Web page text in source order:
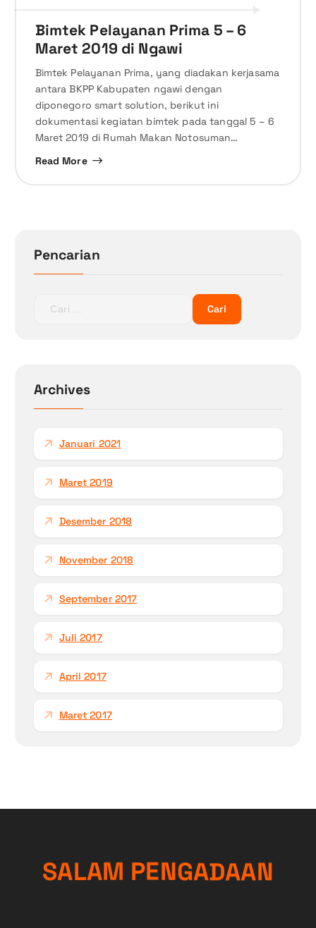
Bimtek Pelayanan Prima 5 – 6
Maret 2019 di Ngawi
Bimtek Pelayanan Prima, yang diadakan kerjasama
antara BKPP Kabupaten ngawi dengan
diponegoro smart solution, berikut ini
dokumentasi kegiatan bimtek pada tanggal 5 – 6
Maret 2019 di Rumah Makan Notosuman…
Read More
Pencarian
n
tArchives
Januari 2021
Maret 2019
Desember 2018
November 2018
September 2017
Juli 2017
April 2017
Maret 2017
SALAM PENGADAAN